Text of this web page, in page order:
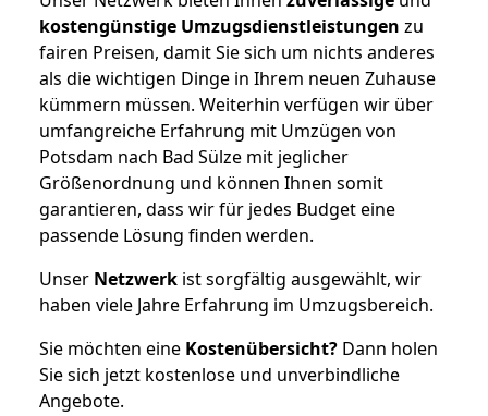
kostengünstige Umzugsdienstleistungen zu
fairen Preisen, damit Sie sich um nichts anderes
als die wichtigen Dinge in Ihrem neuen Zuhause
kümmern müssen. Weiterhin verfügen wir über
umfangreiche Erfahrung mit Umzügen von
Potsdam nach Bad Sülze mit jeglicher
Größenordnung und können Ihnen somit
garantieren, dass wir für jedes Budget eine
passende Lösung finden werden.
Unser Netzwerk ist sorgfältig ausgewählt, wir
haben viele Jahre Erfahrung im Umzugsbereich.
Sie möchten eine Kostenübersicht? Dann holen
Sie sich jetzt kostenlose und unverbindliche
Angebote.